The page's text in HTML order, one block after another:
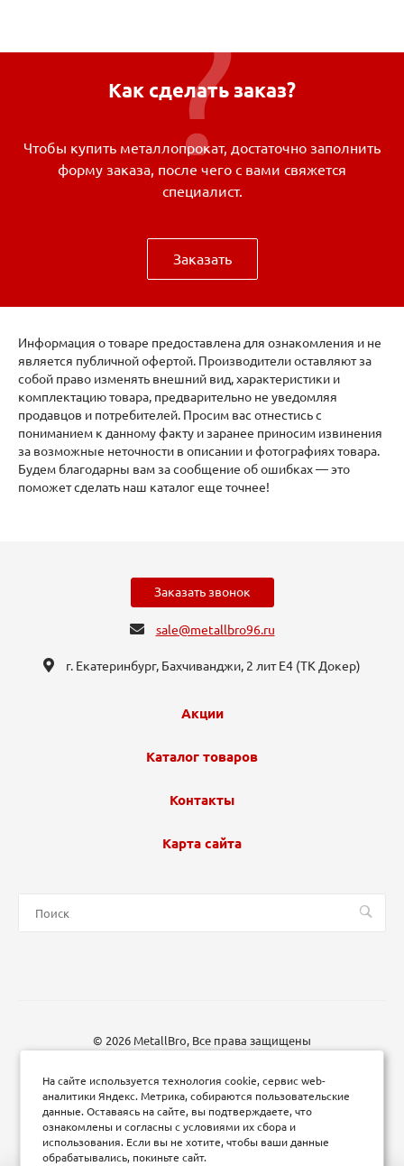
Как сделать заказ?
Чтобы купить металлопрокат, достаточно заполнить
форму заказа, после чего с вами свяжется
специалист.
Заказать
Информация о товаре предоставлена для ознакомления и не
является публичной офертой. Производители оставляют за
собой право изменять внешний вид, характеристики и
комплектацию товара, предварительно не уведомляя
продавцов и потребителей. Просим вас отнестись с
пониманием к данному факту и заранее приносим извинения
за возможные неточности в описании и фотографиях товара.
Будем благодарны вам за сообщение об ошибках — это
поможет сделать наш каталог еще точнее!
Заказать звонок
sale@metallbro96.ru
г. Екатеринбург, ​Бахчиванджи, 2 лит Е4 (ТК Докер​)
Акции
Каталог товаров
Контакты
Карта сайта
© 2026 MetallBro, Все права защищены
На сайте используется технология cookie, сервис web-
аналитики Яндекс. Метрика, собираются пользовательские
данные. Оставаясь на сайте, вы подтверждаете, что
ознакомлены и согласны с условиями их сбора и
использования. Если вы не хотите, чтобы ваши данные
обрабатывались, покиньте сайт.